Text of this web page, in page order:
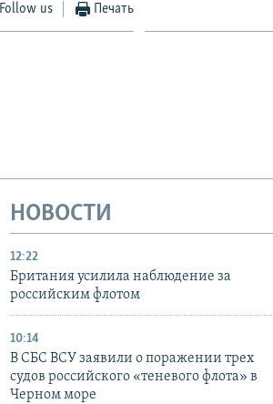
Follow us Печать
НОВОСТИ
12:22
Британия усилила наблюдение за
российским флотом
10:14
В СБС ВСУ заявили о поражении трех
судов российского «теневого флота» в
Черном море